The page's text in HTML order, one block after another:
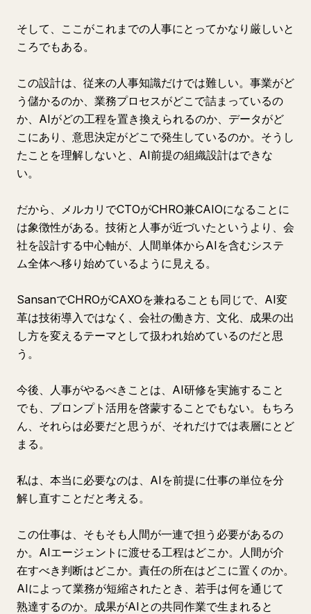
そして、ここがこれまでの人事にとってかなり厳しいと
ころでもある。
この設計は、従来の人事知識だけでは難しい。事業がど
う儲かるのか、業務プロセスがどこで詰まっているの
か、AIがどの工程を置き換えられるのか、データがど
こにあり、意思決定がどこで発生しているのか。そうし
たことを理解しないと、AI前提の組織設計はできな
い。
だから、メルカリでCTOがCHRO兼CAIOになることに
は象徴性がある。技術と人事が近づいたというより、会
社を設計する中心軸が、人間単体からAIを含むシステ
ム全体へ移り始めているように見える。
SansanでCHROがCAXOを兼ねることも同じで、AI変
革は技術導入ではなく、会社の働き方、文化、成果の出
し方を変えるテーマとして扱われ始めているのだと思
う。
今後、人事がやるべきことは、AI研修を実施すること
でも、プロンプト活用を啓蒙することでもない。もちろ
ん、それらは必要だと思うが、それだけでは表層にとど
まる。
私は、本当に必要なのは、AIを前提に仕事の単位を分
解し直すことだと考える。
この仕事は、そもそも人間が一連で担う必要があるの
か。AIエージェントに渡せる工程はどこか。人間が介
在すべき判断はどこか。責任の所在はどこに置くのか。
AIによって業務が短縮されたとき、若手は何を通じて
熟達するのか。成果がAIとの共同作業で生まれると